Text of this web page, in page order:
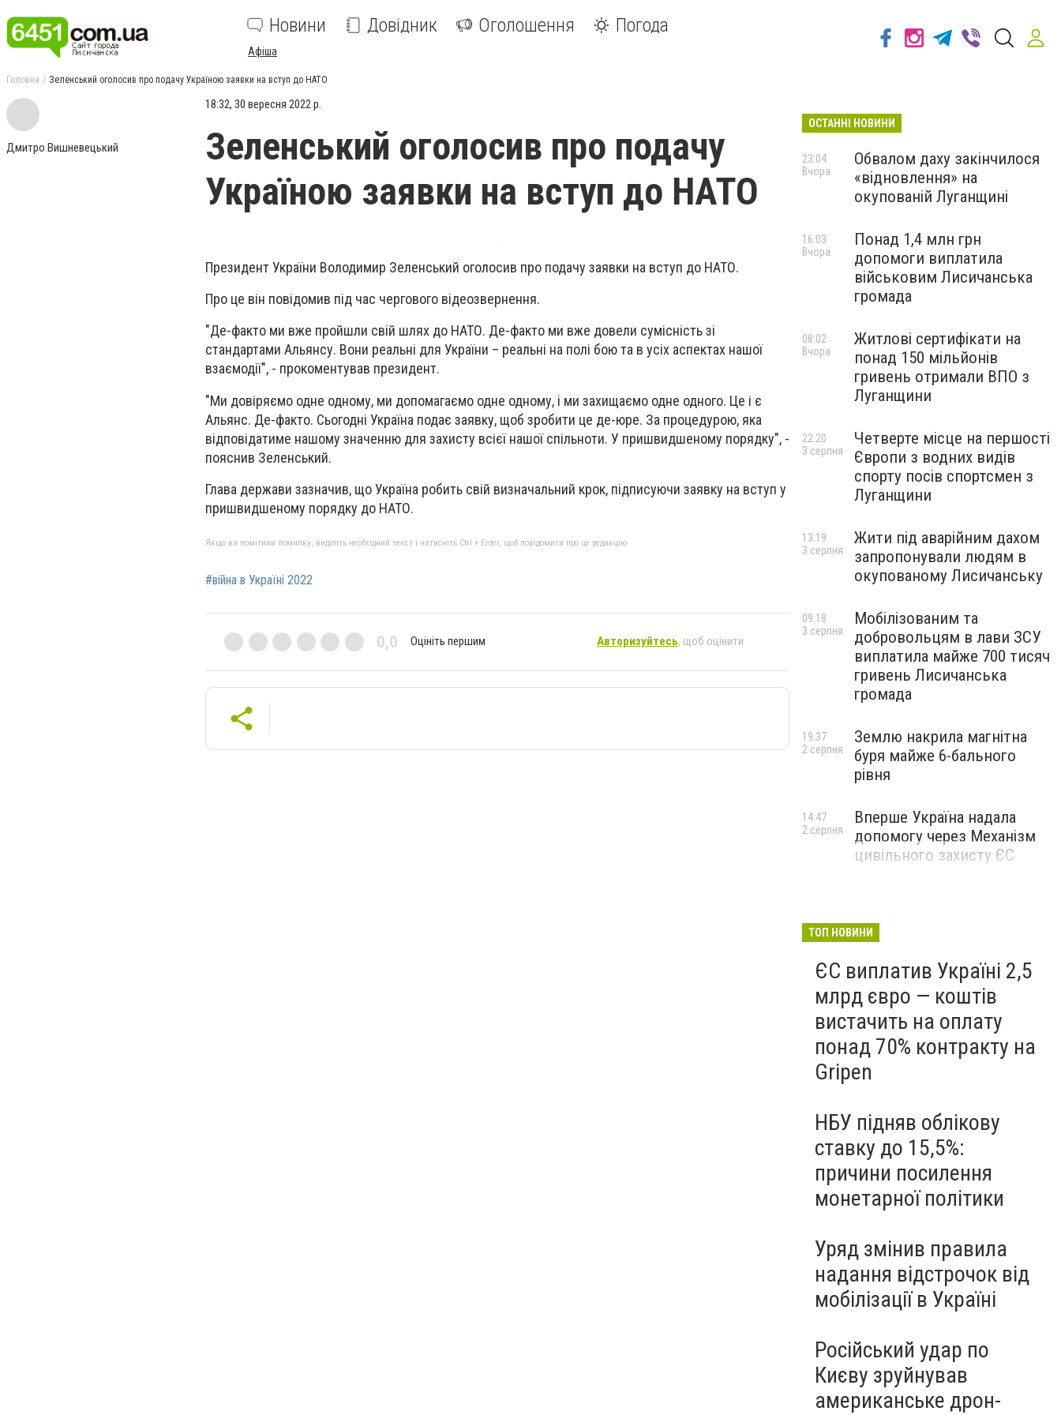
Новини Довідник Оголошення Погода
Афіша
Головна Зеленський оголосив про подачу Україною заявки на вступ до НАТО
Дмитро Вишневецький
18:32, 30 вересня 2022 р.
Зеленський оголосив про подачу
Україною заявки на вступ до НАТО
Президент України Володимир Зеленський оголосив про подачу заявки на вступ до НАТО.
Про це він повідомив під час чергового відеозвернення.
"Де-факто ми вже пройшли свій шлях до НАТО. Де-факто ми вже довели сумісність зі
стандартами Альянсу. Вони реальні для України – реальні на полі бою та в усіх аспектах нашої
взаємодії", - прокоментував президент.
"Ми довіряємо одне одному, ми допомагаємо одне одному, і ми захищаємо одне одного. Це і є
Альянс. Де-факто. Сьогодні Україна подає заявку, щоб зробити це де-юре. За процедурою, яка
відповідатиме нашому значенню для захисту всієї нашої спільноти. У пришвидшеному порядку", -
пояснив Зеленський.
Глава держави зазначив, що Україна робить свій визначальний крок, підписуючи заявку на вступ у
пришвидшеному порядку до НАТО.
Якщо ви помітили помилку, виділіть необхідний текст і натисніть Ctrl + Enter, щоб повідомити про це редакцію
#війна в Україні 2022
0,0 Оцініть першим Авторизуйтесь, щоб оцінити
ОСТАННІ НОВИНИ
Обвалом даху закінчилося
«відновлення» на
окупованій Луганщині
23:04
Вчора
Понад 1,4 млн грн
допомоги виплатила
військовим Лисичанська
громада
16:03
Вчора
Житлові сертифікати на
понад 150 мільйонів
гривень отримали ВПО з
Луганщини
08:02
Вчора
Четверте місце на першості
Європи з водних видів
спорту посів спортсмен з
Луганщини
22:20
3 серпня
Жити під аварійним дахом
запропонували людям в
окупованому Лисичанську
13:19
3 серпня
Мобілізованим та
добровольцям в лави ЗСУ
виплатила майже 700 тисяч
гривень Лисичанська
громада
09:18
3 серпня
Землю накрила магнітна
буря майже 6-бального
рівня
19:37
2 серпня
Вперше Україна надала
допомогу через Механізм
цивільного захисту ЄС
14:47
2 серпня
ТОП НОВИНИ
ЄС виплатив Україні 2,5
млрд євро — коштів
вистачить на оплату
понад 70% контракту на
Gripen
НБУ підняв облікову
ставку до 15,5%:
причини посилення
монетарної політики
Уряд змінив правила
надання відстрочок від
мобілізації в Україні
Російський удар по
Києву зруйнував
американське дрон-